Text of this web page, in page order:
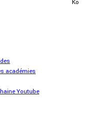
Ko
académies
Youtube